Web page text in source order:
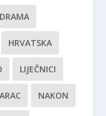
DRAMA
HRVATSKA
LIJEČNICI
NAKON